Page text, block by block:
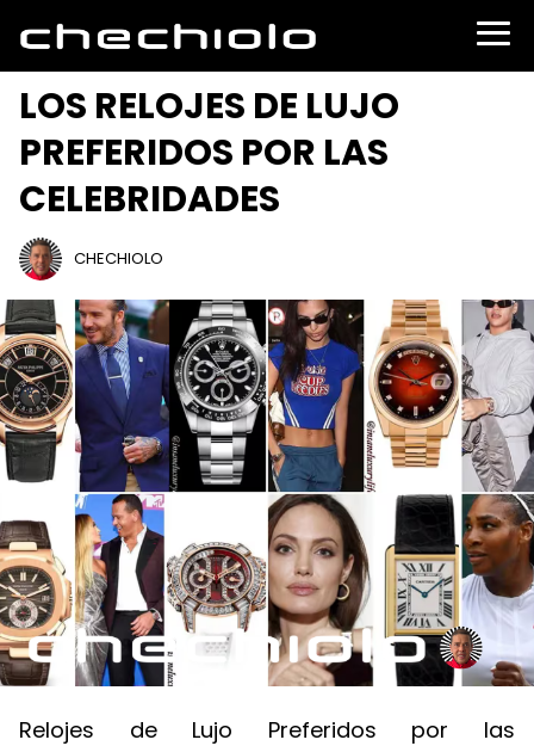
LOS RELOJES DE LUJO
PREFERIDOS POR LAS
CELEBRIDADES
CHECHIOLO
Relojes de Lujo Preferidos por las